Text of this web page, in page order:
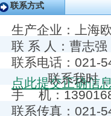
联系方式
生产企业： 上海
联 系 人：曹志强
联系电话：
点此提交正确信
联系我时
手 机：
联系传真：021-